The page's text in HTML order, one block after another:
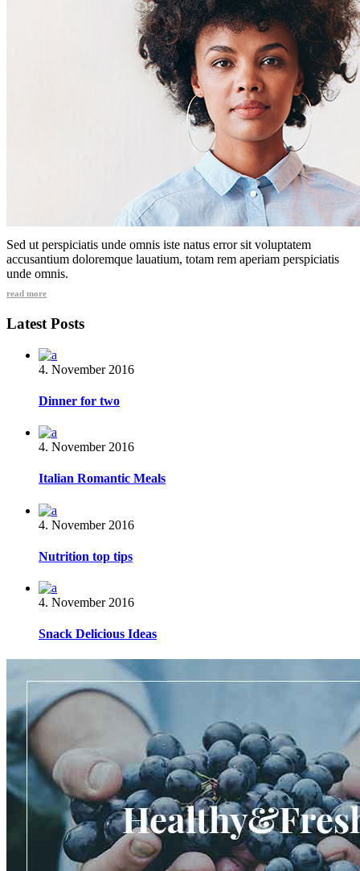
Sed ut perspiciatis unde omnis iste natus error sit voluptatem
accusantium doloremque lauatium, totam rem aperiam perspiciatis
unde omnis.
read more
Latest Posts
4. November 2016
Dinner for two
4. November 2016
Italian Romantic Meals
4. November 2016
Nutrition top tips
4. November 2016
Snack Delicious Ideas